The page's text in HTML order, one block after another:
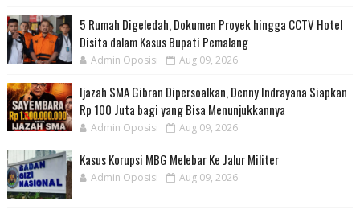
5 Rumah Digeledah, Dokumen Proyek hingga CCTV Hotel
Disita dalam Kasus Bupati Pemalang
Admin Oposisi Aug 09, 2026
Ijazah SMA Gibran Dipersoalkan, Denny Indrayana Siapkan
Rp 100 Juta bagi yang Bisa Menunjukkannya
Admin Oposisi Aug 09, 2026
Kasus Korupsi MBG Melebar Ke Jalur Militer
Admin Oposisi Aug 09, 2026